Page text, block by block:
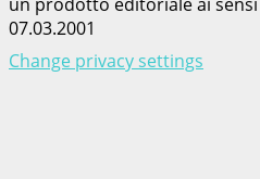
07.03.2001
Change privacy settings